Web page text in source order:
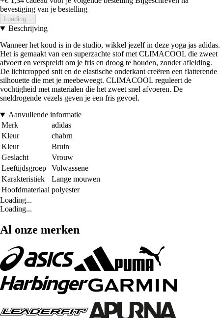
bevestiging van je bestelling
Loading...
Beschrijving
Wanneer het koud is in de studio, wikkel jezelf in deze yoga jas adidas.
Het is gemaakt van een superzachte stof met CLIMACOOL die zweet
afvoert en verspreidt om je fris en droog te houden, zonder afleiding.
De lichtcropped snit en de elastische onderkant creëren een flatterende
silhouette die met je meebeweegt. CLIMACOOL reguleert de
vochtigheid met materialen die het zweet snel afvoeren. De
sneldrogende vezels geven je een fris gevoel.
Aanvullende informatie
Merk
adidas
Kleur
chabrn
Kleur
Bruin
Geslacht
Vrouw
Leeftijdsgroep
Volwassene
Karakteristiek
Lange mouwen
Hoofdmateriaal polyester
Loading...
Loading...
Al onze merken